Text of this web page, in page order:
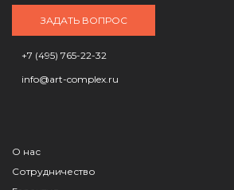
ЗАДАТЬ ВОПРОС
+7 (495) 765-22-32
info@art-complex.ru
О нас
Сотрудничество